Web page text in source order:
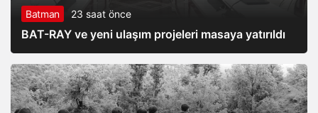
Batman 23 saat önce
BAT-RAY ve yeni ulaşım projeleri masaya yatırıldı